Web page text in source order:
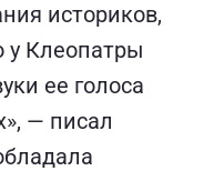
историков,
у Клеопатры
ее голоса
— писал